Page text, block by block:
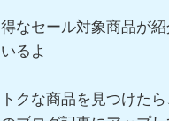
なセール対象商品が
るよ
クな商品を見つけた